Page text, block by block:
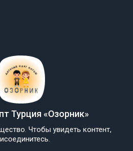
Турция «Озорник»
Чтобы увидеть контент,